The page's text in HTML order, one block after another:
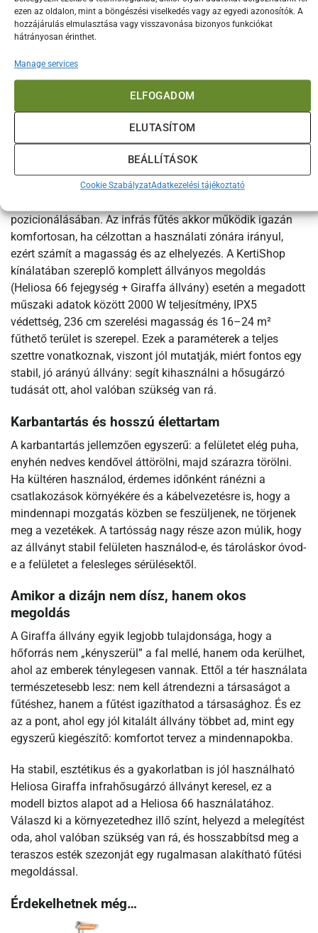
ezen az oldalon, mint a böngészési viselkedés vagy az egyedi azonosítók. A
hozzájárulás elmulasztása vagy visszavonása bizonyos funkciókat
hátrányosan érinthet.
Manage services
ELFOGADOM
ELUTASÍTOM
BEÁLLÍTÁSOK
Cookie SzabályzatAdatkezelési tájékoztató
tartható, és esztétikusan rejti el a kisebb nyomokat,
amelyek egy kültéri környezetben természetes módon
megbízhatóan tartsa a rá szerelt hősugárzót, miközben a
forma nem vesz el a tér hangulatából. Szezonon kívül,
illetve tartósan kedvezőtlen időjárás esetén a felület
megóvása érdekében érdemes védett, száraz helyen tárolni,
ha épp nincs használatban.
Fűtési technológia és teljesítmény
A Giraffa állvány nem fűtőtest, viszont közvetlenül hat a
pozicionálásában. Az infrás fűtés akkor működik igazán
komfortosan, ha célzottan a használati zónára irányul,
ezért számít a magasság és az elhelyezés. A KertiShop
kínálatában szereplő komplett állványos megoldás
(Heliosa 66 fejegység + Giraffa állvány) esetén a megadott
műszaki adatok között 2000 W teljesítmény, IPX5
védettség, 236 cm szerelési magasság és 16–24 m²
fűthető terület is szerepel. Ezek a paraméterek a teljes
szettre vonatkoznak, viszont jól mutatják, miért fontos egy
stabil, jó arányú állvány: segít kihasználni a hősugárzó
tudását ott, ahol valóban szükség van rá.
Karbantartás és hosszú élettartam
A karbantartás jellemzően egyszerű: a felületet elég puha,
enyhén nedves kendővel áttörölni, majd szárazra törölni.
Ha kültéren használod, érdemes időnként ránézni a
csatlakozások környékére és a kábelvezetésre is, hogy a
mindennapi mozgatás közben se feszüljenek, ne törjenek
meg a vezetékek. A tartósság nagy része azon múlik, hogy
az állványt stabil felületen használod-e, és tároláskor óvod-
e a felületet a felesleges sérülésektől.
Amikor a dizájn nem dísz, hanem okos
megoldás
A Giraffa állvány egyik legjobb tulajdonsága, hogy a
hőforrás nem „kényszerül” a fal mellé, hanem oda kerülhet,
ahol az emberek ténylegesen vannak. Ettől a tér használata
természetesebb lesz: nem kell átrendezni a társaságot a
fűtéshez, hanem a fűtést igazíthatod a társasághoz. És ez
az a pont, ahol egy jól kitalált állvány többet ad, mint egy
egyszerű kiegészítő: komfortot tervez a mindennapokba.
Ha stabil, esztétikus és a gyakorlatban is jól használható
Heliosa Giraffa infrahősugárzó állványt keresel, ez a
modell biztos alapot ad a Heliosa 66 használatához.
Válaszd ki a környezetedhez illő színt, helyezd a melegítést
oda, ahol valóban szükség van rá, és hosszabbítsd meg a
teraszos esték szezonját egy rugalmasan alakítható fűtési
megoldással.
Érdekelhetnek még…